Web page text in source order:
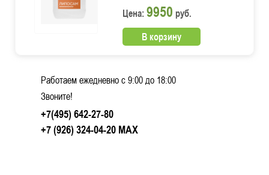
Цена: 9950 руб.
В корзину
Работаем ежедневно c 9:00 до 18:00
Звоните!
+7(495) 642-27-80
+7 (926) 324-04-20MAX